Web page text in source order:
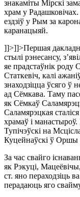
знакаміты Мірскі
храм у
ездзіў у Рым за
каранацыяй.
]]>]]>Першая
стылі рэнесансу,
яе прадстаўнік роду
Статкевіч, калі
знаходзіцца ўсяго ў
ад Сёмкава. Таму
як Сёмкаў
Саламярэцкая
храмаў і
Тупічэўскі на
Куцейнаўскі ў Оршы
За час свайго
як Рэкуці,
ст. яно пераходзіць
перадаюць яго